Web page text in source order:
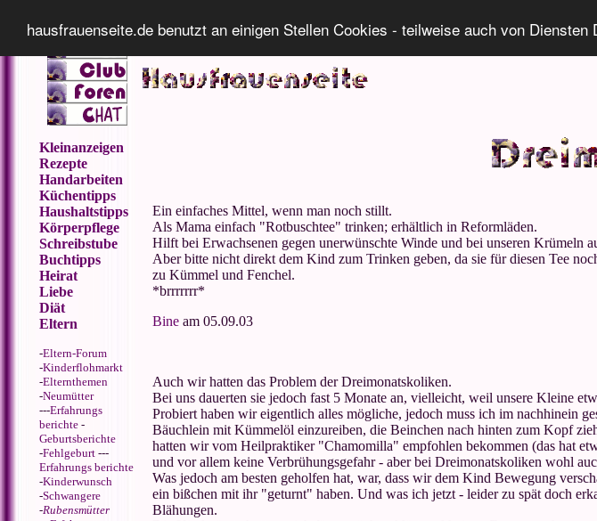
hausfrauenseite.de benutzt an einigen Stellen Cookies - teilweise auch von Diensten
Kleinanzeigen
Rezepte
Handarbeiten
Küchentipps
Haushaltstipps
Körperpflege
Schreibstube
Buchtipps
Heirat
Liebe
Diät
Eltern
-Eltern-Forum
-Kinderflohmarkt
-Elternthemen
-Neumütter
---Erfahrungs
berichte -
Geburtsberichte
-Fehlgeburt ---
Erfahrungs berichte
-Kinderwunsch
-Schwangere
-Rubensmütter
Ein einfaches Mittel, wenn man noch stillt.
Als Mama einfach "Rotbuschtee" trinken; erhältlich in Reformläden.
Hilft bei Erwachsenen gegen unerwünschte Winde und bei unseren Krümeln
Aber bitte nicht direkt dem Kind zum Trinken geben, da sie für diesen Tee
zu Kümmel und Fenchel.
*brrrrrrr*
Bine am 05.09.03
Auch wir hatten das Problem der Dreimonatskoliken.
Bei uns dauerten sie jedoch fast 5 Monate an, vielleicht, weil unsere Kleine
Probiert haben wir eigentlich alles mögliche, jedoch muss ich im nachhinein
Bäuchlein mit Kümmelöl einzureiben, die Beinchen nach hinten zum Kopf
hatten wir vom Heilpraktiker "Chamomilla" empfohlen bekommen (das hat
und vor allem keine Verbrühungsgefahr - aber bei Dreimonatskoliken wohl
Was jedoch am besten geholfen hat, war, dass wir dem Kind Bewegung
ein bißchen mit ihr "geturnt" haben. Und was ich jetzt - leider zu spät doch
Blähungen.